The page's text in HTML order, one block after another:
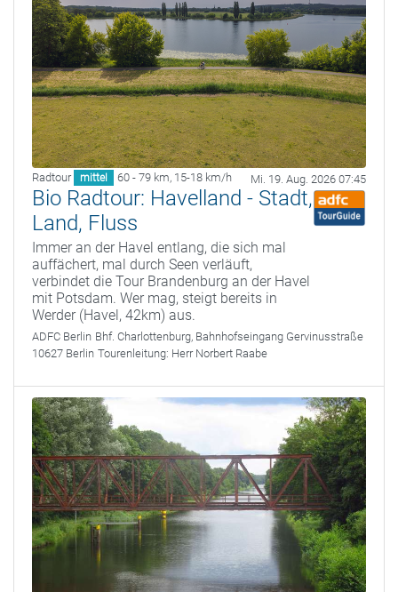
Radtour mittel 60 - 79 km, 15-18 km/h Mi. 19. Aug. 2026 07:45
Bio Radtour: Havelland - Stadt,
Land, Fluss
Immer an der Havel entlang, die sich mal
auffächert, mal durch Seen verläuft,
verbindet die Tour Brandenburg an der Havel
mit Potsdam. Wer mag, steigt bereits in
Werder (Havel, 42km) aus.
ADFC Berlin Bhf. Charlottenburg, Bahnhofseingang Gervinusstraße
10627 Berlin Tourenleitung: Herr Norbert Raabe